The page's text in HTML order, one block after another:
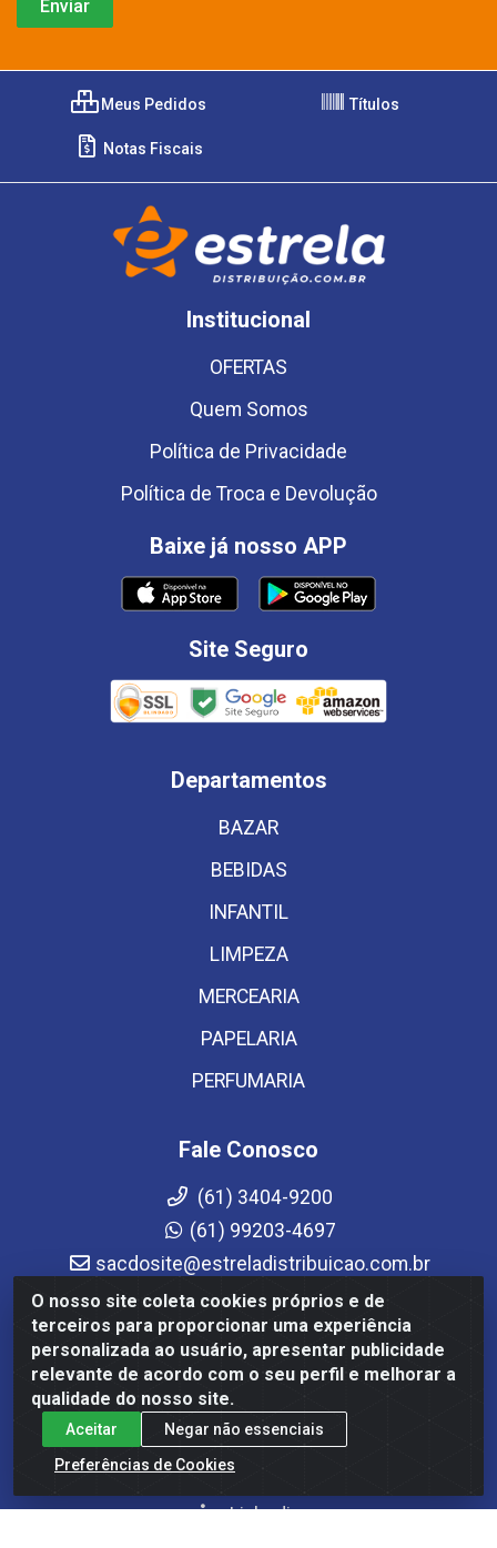
O nosso site coleta cookies próprios e de
terceiros para proporcionar uma experiência
personalizada ao usuário, apresentar publicidade
relevante de acordo com o seu perfil e melhorar a
qualidade do nosso site.
Aceitar
Negar não essenciais
Preferências de Cookies
Meus Pedidos Títulos
Notas Fiscais
Institucional
OFERTAS
Quem Somos
Política de Privacidade
Política de Troca e Devolução
Baixe já nosso APP
Site Seguro
Departamentos
BAZAR
BEBIDAS
INFANTIL
LIMPEZA
MERCEARIA
PAPELARIA
PERFUMARIA
Fale Conosco
(61) 3404-9200
(61) 99203-4697
sacdosite@estreladistribuicao.com.br
Atendimento de segunda a sexta-feira das 08h às
12h e das 13h30 às 17h30
Redes Sociais
Instagram
Facebook
Linkedin